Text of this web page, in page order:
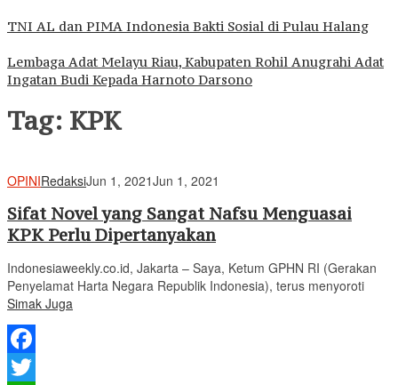
TNI AL dan PIMA Indonesia Bakti Sosial di Pulau Halang
Lembaga Adat Melayu Riau, Kabupaten Rohil Anugrahi Adat
Ingatan Budi Kepada Harnoto Darsono
Tag: KPK
OPINIRedaksiJun 1, 2021Jun 1, 2021
Sifat Novel yang Sangat Nafsu Menguasai
KPK Perlu Dipertanyakan
Indonesiaweekly.co.id, Jakarta – Saya, Ketum GPHN RI (Gerakan
Penyelamat Harta Negara Republik Indonesia), terus menyoroti
Simak Juga
Facebook